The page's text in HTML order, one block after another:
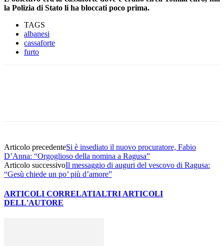
la Polizia di Stato li ha bloccati poco prima.
TAGS
albanesi
cassaforte
furto
Articolo precedenteSi è insediato il nuovo procuratore, Fabio
D’Anna: “Orgoglioso della nomina a Ragusa”
Articolo successivoIl messaggio di auguri del vescovo di Ragusa:
“Gesù chiede un po’ più d’amore”
ARTICOLI CORRELATIALTRI ARTICOLI
DELL'AUTORE